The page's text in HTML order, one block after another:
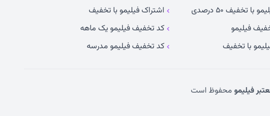
تخفیف ۵۰ درصدی
اشتراک فیلیمو با تخفیف
فیلیمو
کد تخفیف فیلیمو یک ماهه
با تخفیف
کد تخفیف فیلیمو مدرسه
فیلیمو محفوظ است